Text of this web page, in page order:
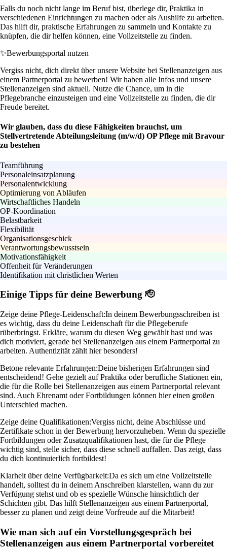
Falls du noch nicht lange im Beruf bist, überlege dir, Praktika in
verschiedenen Einrichtungen zu machen oder als Aushilfe zu arbeiten.
Das hilft dir, praktische Erfahrungen zu sammeln und Kontakte zu
knüpfen, die dir helfen können, eine Vollzeitstelle zu finden.
✨Bewerbungsportal nutzen
Vergiss nicht, dich direkt über unsere Website bei Stellenanzeigen aus
einem Partnerportal zu bewerben! Wir haben alle Infos und unsere
Stellenanzeigen sind aktuell. Nutze die Chance, um in die
Pflegebranche einzusteigen und eine Vollzeitstelle zu finden, die dir
Freude bereitet.
Wir glauben, dass du diese Fähigkeiten brauchst, um
Stellvertretende Abteilungsleitung (m/w/d) OP Pflege mit Bravour
zu bestehen
Teamführung
Personaleinsatzplanung
Personalentwicklung
Optimierung von Abläufen
Wirtschaftliches Handeln
OP-Koordination
Belastbarkeit
Flexibilität
Organisationsgeschick
Verantwortungsbewusstsein
Motivationsfähigkeit
Offenheit für Veränderungen
Identifikation mit christlichen Werten
Einige Tipps für deine Bewerbung 🫡
Zeige deine Pflege-Leidenschaft:In deinem Bewerbungsschreiben ist
es wichtig, dass du deine Leidenschaft für die Pflegeberufe
rüberbringst. Erkläre, warum du diesen Weg gewählt hast und was
dich motiviert, gerade bei Stellenanzeigen aus einem Partnerportal zu
arbeiten. Authentizität zählt hier besonders!
Betone relevante Erfahrungen:Deine bisherigen Erfahrungen sind
entscheidend! Gehe gezielt auf Praktika oder berufliche Stationen ein,
die für die Rolle bei Stellenanzeigen aus einem Partnerportal relevant
sind. Auch Ehrenamt oder Fortbildungen können hier einen großen
Unterschied machen.
Zeige deine Qualifikationen:Vergiss nicht, deine Abschlüsse und
Zertifikate schon in der Bewerbung hervorzuheben. Wenn du spezielle
Fortbildungen oder Zusatzqualifikationen hast, die für die Pflege
wichtig sind, stelle sicher, dass diese schnell auffallen. Das zeigt, dass
du dich kontinuierlich fortbildest!
Klarheit über deine Verfügbarkeit:Da es sich um eine Vollzeitstelle
handelt, solltest du in deinem Anschreiben klarstellen, wann du zur
Verfügung stehst und ob es spezielle Wünsche hinsichtlich der
Schichten gibt. Das hilft Stellenanzeigen aus einem Partnerportal,
besser zu planen und zeigt deine Vorfreude auf die Mitarbeit!
Wie man sich auf ein Vorstellungsgespräch bei
Stellenanzeigen aus einem Partnerportal vorbereitet